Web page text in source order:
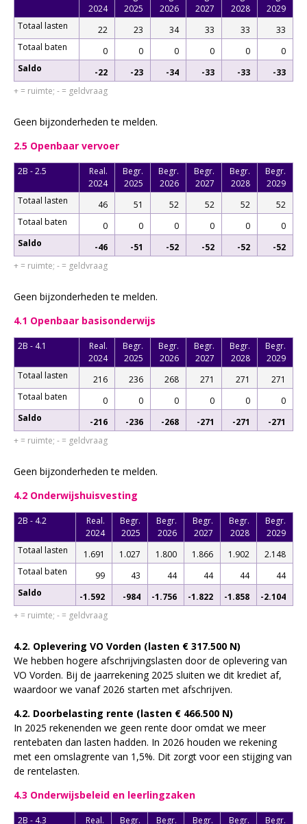
2024
2025
2026
2027
2028
2029
Totaal lasten
22 23 34 33 33
33
Totaal baten
0 0 0 0 0
0
Saldo
-22 -23 -34 -33 -33
-33
+ = ruimte; - = geldvraag
Geen bijzonderheden te melden.
2.5 Openbaar vervoer
2B - 2.5
Real.
2024
Begr.
2025
Begr.
2026
Begr.
2027
Begr.
2028
Begr.
2029
Totaal lasten
46 51 52 52 52
52
Totaal baten
0 0 0 0 0
0
Saldo
-46 -51 -52 -52 -52
-52
+ = ruimte; - = geldvraag
Geen bijzonderheden te melden.
4.1 Openbaar basisonderwijs
2B - 4.1
Real.
2024
Begr.
2025
Begr.
2026
Begr.
2027
Begr.
2028
Begr.
2029
Totaal lasten
216 236 268 271 271
271
Totaal baten
0 0 0 0 0
0
Saldo
-216 -236 -268 -271 -271
-271
+ = ruimte; - = geldvraag
Geen bijzonderheden te melden.
4.2 Onderwijshuisvesting
2B - 4.2
Real.
2024
Begr.
2025
Begr.
2026
Begr.
2027
Begr.
2028
Begr.
2029
Totaal lasten
1.691 1.027 1.800 1.866 1.902
2.148
Totaal baten
99 43 44 44 44
44
Saldo
-1.592 -984 -1.756 -1.822 -1.858
-2.104
+ = ruimte; - = geldvraag
4.2. Oplevering VO Vorden (lasten € 317.500 N)
We hebben hogere afschrijvingslasten door de oplevering van
VO Vorden. Bij de jaarrekening 2025 sluiten we dit krediet af,
waardoor we vanaf 2026 starten met afschrijven.
4.2. Doorbelasting rente (lasten € 466.500 N)
In 2025 rekenenden we geen rente door omdat we meer
rentebaten dan lasten hadden. In 2026 houden we rekening
met een omslagrente van 1,5%. Dit zorgt voor een stijging van
de rentelasten.
4.3 Onderwijsbeleid en leerlingzaken
2B - 4.3
Real.
Begr.
Begr.
Begr.
Begr.
Begr.